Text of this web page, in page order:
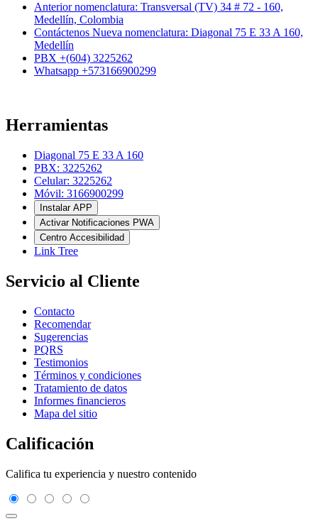
Anterior nomenclatura: Transversal (TV) 34 # 72 - 160,
Medellín, Colombia
Contáctenos Nueva nomenclatura: Diagonal 75 E 33 A 160,
Medellín
PBX +(604) 3225262
Whatsapp +573166900299
Herramientas
Diagonal 75 E 33 A 160
PBX: 3225262
Celular: 3225262
Móvil: 3166900299
Instalar APP
Activar Notificaciones PWA
Centro Accesibilidad
Link Tree
Servicio al Cliente
Contacto
Recomendar
Sugerencias
PQRS
Testimonios
Términos y condiciones
Tratamiento de datos
Informes financieros
Mapa del sitio
Calificación
Califica tu experiencia y nuestro contenido